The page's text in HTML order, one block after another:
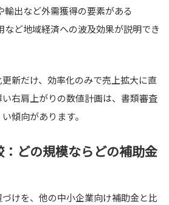
輸出など外需獲得の要素がある
など地域経済への波及効果が説明でき
新だけ、効率化のみで売上拡大に直
右肩上がりの数値計画は、書類審査
傾向があります。
どの規模ならどの補助金
けを、他の中小企業向け補助金と比